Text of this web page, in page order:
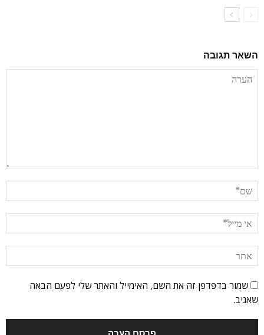
השאר תגובה
שמור בדפדפן זה את השם, האימייל והאתר שלי לפעם הבאה
שאגיב.